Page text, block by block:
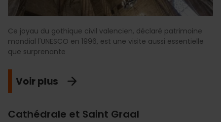
Ce joyau du gothique civil valencien, déclaré patrimoine
mondial l'UNESCO en 1996, est une visite aussi essentielle
que surprenante
Voir plus
Cathédrale et Saint Graal